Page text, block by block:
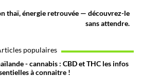
thaï, énergie retrouvée — découvrez-le
sans attendre.
populaires
- cannabis : CBD et THC les infos
à connaitre !